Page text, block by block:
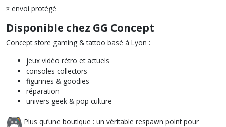
¤ envoi protégé
Disponible chez GG Concept
Concept store gaming & tattoo basé à Lyon :
jeux vidéo rétro et actuels
consoles collectors
figurines & goodies
réparation
univers geek & pop culture
Plus qu’une boutique : un véritable respawn point pour